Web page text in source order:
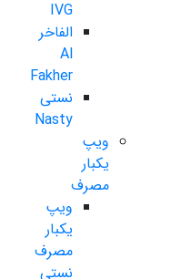
IVG
الفاخر
Al
Fakher
نستی
Nasty
ویپ
یکبار
مصرف
ویپ
یکبار
مصرف
نستی